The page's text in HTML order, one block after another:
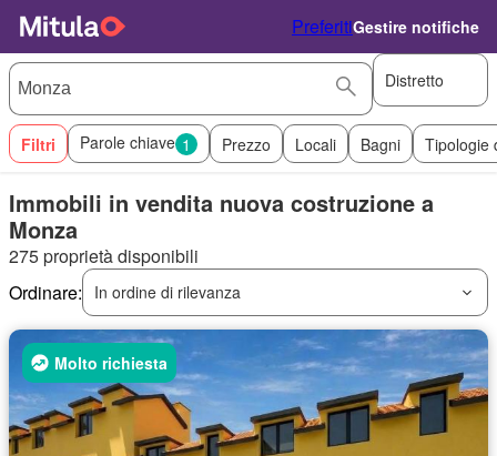
PreferitiGestire notifiche
Distretto
Filtri Parole chiave 1 Prezzo Locali Bagni Tipologie
Immobili in vendita nuova costruzione a
Monza
275 proprietà disponibili
Ordinare:
In ordine di rilevanza
Molto richiesta